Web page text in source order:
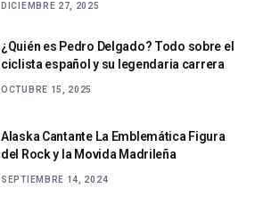
DICIEMBRE 27, 2025
¿Quién es Pedro Delgado? Todo sobre el
ciclista español y su legendaria carrera
OCTUBRE 15, 2025
Alaska Cantante La Emblemática Figura
del Rock y la Movida Madrileña
SEPTIEMBRE 14, 2024